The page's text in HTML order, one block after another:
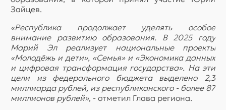
Зайцев.
«Республика продолжает уделять особое
внимание развитию образования. В 2025 году
Марий Эл реализует национальные проекты
«Молодёжь и дети», «Семья» и «Экономика данных
и цифровая трансформация государства». На эти
цели из федерального бюджета выделено 2,3
миллиарда рублей, из республиканского - более 87
миллионов рублей», - отметил Глава региона.